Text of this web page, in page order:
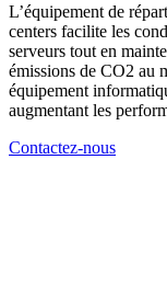
L’équipement de
centers facilite les
serveurs tout en
émissions de CO2 au
équipement
augmentant les
Contactez-nous